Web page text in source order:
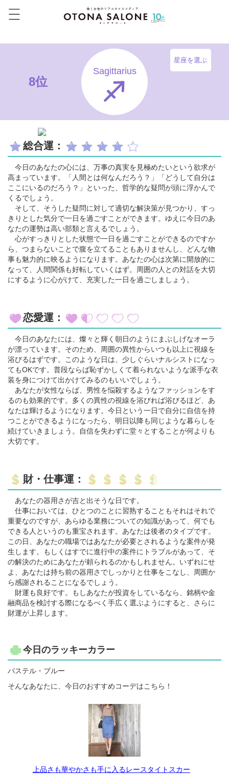
8位
Sagittarius
星座を選ぶ
総合運：
今日のあなたの心には、万事の真実を見極めたいという欲求が
高まっています。「人間とは何なんだろう？」「どうして自分は
ここにいるのだろう？」といった、哲学的な疑問が頭に浮かんで
くるでしょう。
そして、そうした疑問に対して適切な解決策が見つかり、すっ
きりとした気分で一日を過ごすことができます。ゆえに今日のあ
なたの運勢は高い部類と言えるでしょう。
心がすっきりとした状態で一日を過ごすことができるのですか
ら、つまらないことで腹を立てることもありませんし、どんな物
事も魅力的に映るようになります。あなたの心は次第に開放的に
なって、人間関係も好転していくはず。周囲の人との対話を大切
にするように心がけて、充実した一日を過ごしましょう。
恋愛運：
今日のあなたには、燦々と輝く朝日のようにまぶしげなオーラ
が漂っています。そのため、周囲の異性からいつも以上に視線を
浴びるはずです。このような日は、少しぐらいナルシストになっ
てもOKです。普段ならば恥ずかしくて着られないような派手な衣
装を身につけて出かけてみるのもいいでしょう。
あなたが女性ならば、男性を悩殺するようなファッションをす
るのも効果的です。多くの異性の視線を浴びれば浴びるほど、あ
なたは輝けるようになります。今日という一日で自分に自信を持
つことができるようになったら、明日以降も同じような暮らしを
続けていきましょう。自信を失わずに堂々とすることが何よりも
大切です。
財・仕事運：
あなたの器用さが吉と出そうな日です。
仕事においては、ひとつのことに習熟することもそれはそれで
重要なのですが、あらゆる業務についての知識があって、何でも
できる人というのも重宝されます。あなたは後者のタイプです。
この日、あなたの職場ではあなたが必要とされるような案件が発
生します。もしくはすでに進行中の案件にトラブルがあって、そ
の解決のためにあなたが頼られるのかもしれません。いずれにせ
よ、あなたは持ち前の器用さでしっかりと仕事をこなし、周囲か
ら感謝されることになるでしょう。
財運も良好です。もしあなたが投資をしているなら、銘柄や金
融商品を検討する際になるべく手広く選ぶようにすると、さらに
財運が上昇します。
今日のラッキーカラー
パステル・ブルー
そんなあなたに、今日のおすすめコーデはこちら！
上品さも華やかさも手に入るレースタイトスカー